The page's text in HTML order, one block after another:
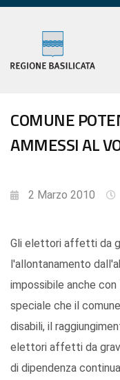
COMUNE
AMMESSI AL
2 Marzo 2010
Gli elettori affetti da
l'allontanamento
impossibile anche
speciale che il
disabili, il
elettori affetti da
di dipendenza